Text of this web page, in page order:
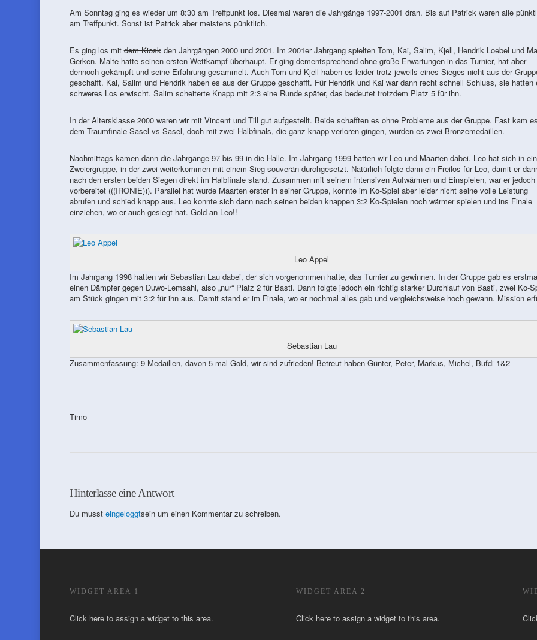
Am Sonntag ging es wieder um 8:30 am Treffpunkt los. Diesmal waren die Jahrgänge 1997-2001 dran. Bis auf Patrick waren alle
am Treffpunkt. Sonst ist Patrick aber meistens pünktlich.
Es ging los mitdem Kioskden Jahrgängen 2000 und 2001. Im 2001er Jahrgang spielten Tom, Kai, Salim, Kjell, Hendrik Loebel und
Gerken. Malte hatte seinen ersten Wettkampf überhaupt. Er ging dementsprechend ohne große Erwartungen in das Turnier, hat aber
dennoch gekämpft und seine Erfahrung gesammelt. Auch Tom und Kjell haben es leider trotz jeweils eines Sieges nicht aus der
geschafft. Kai, Salim und Hendrik haben es aus der Gruppe geschafft. Für Hendrik und Kai war dann recht schnell Schluss, sie hatten
schweres Los erwischt. Salim scheiterte Knapp mit 2:3 eine Runde später, das bedeutet trotzdem Platz 5 für ihn.
In der Altersklasse 2000 waren wir mit Vincent und Till gut aufgestellt. Beide schafften es ohne Probleme aus der Gruppe. Fast kam
dem Traumfinale Sasel vs Sasel, doch mit zwei Halbfinals, die ganz knapp verloren gingen, wurden es zwei Bronzemedaillen.
Nachmittags kamen dann die Jahrgänge 97 bis 99 in die Halle. Im Jahrgang 1999 hatten wir Leo und Maarten dabei. Leo hat sich in
Zweiergruppe, in der zwei weiterkommen mit einem Sieg souverän durchgesetzt. Natürlich folgte dann ein Freilos für Leo, damit er
nach den ersten beiden Siegen direkt im Halbfinale stand. Zusammen mit seinem intensiven Aufwärmen und Einspielen, war er
vorbereitet (((IRONIE))). Parallel hat wurde Maarten erster in seiner Gruppe, konnte im Ko-Spiel aber leider nicht seine volle Leistung
abrufen und schied knapp aus. Leo konnte sich dann nach seinen beiden knappen 3:2 Ko-Spielen noch wärmer spielen und ins Finale
einziehen, wo er auch gesiegt hat. Gold an Leo!!
Leo Appel
Im Jahrgang 1998 hatten wir Sebastian Lau dabei, der sich vorgenommen hatte, das Turnier zu gewinnen. In der Gruppe gab es
einen Dämpfer gegen Duwo-Lemsahl, also „nur“ Platz 2 für Basti. Dann folgte jedoch ein richtig starker Durchlauf von Basti, zwei Ko-
am Stück gingen mit 3:2 für ihn aus. Damit stand er im Finale, wo er nochmal alles gab und vergleichsweise hoch gewann. Mission
Sebastian Lau
Zusammenfassung: 9 Medaillen, davon 5 mal Gold, wir sind zufrieden! Betreut haben Günter, Peter, Markus, Michel, Bufdi 1&2
Timo
Hinterlasse eine Antwort
Du musst eingeloggtsein um einen Kommentar zu schreiben.
WIDGET AREA 1
Click here to assign a widget to this area.
WIDGET AREA 2
Click here to assign a widget to this area.